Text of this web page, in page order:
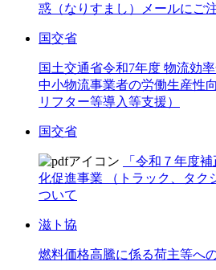
惑（なりすまし）メールにご
国交省
国土交通省令和7年度 物流効
中小物流事業者の労働生産性
リフター等導入等支援）
国交省
「令和７年度
化促進事業 （トラック、タク
ついて
滋ト協
燃料価格高騰に係る荷主等へ